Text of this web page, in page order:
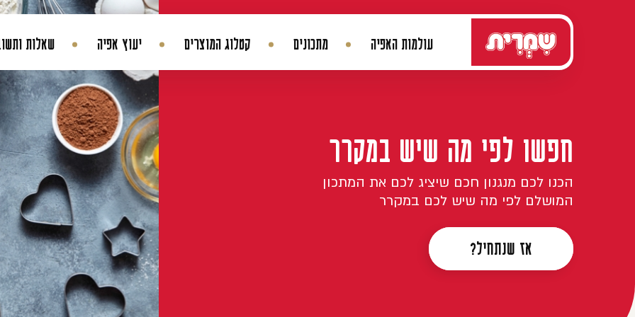
ניווט ראשי עולמות האפיה מתכונים קטלוג המוצרים יעוץ אפיה שאלות
היסטורית הזמנותעדכן סיסמהמועדפים
חפשו לפי מה שיש במקרר
הכנו לכם מנגנון חכם שיציג לכם את המתכון
המושלם לפי מה שיש לכם במקרר
אז שנתחיל?
שמרים בצקים צוננים ביצים גבינות